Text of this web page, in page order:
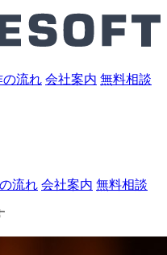
の流れ 会社案内 無料相談
流れ 会社案内 無料相談